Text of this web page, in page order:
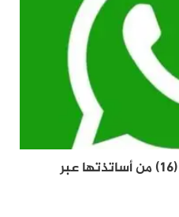
جامعة خاصة تُنهي خدمات (16) من أساتذتها عبر